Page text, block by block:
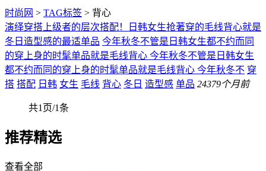
时尚网 > TAG标签 > 背心
演绎穿搭上级者的层次搭配！日韩女生抢著穿的毛线背心就是
冬日造型感的最适单品 今年秋冬不管是日韩女生都不约而同
的穿上身的时髦单品就是毛线背心 今年秋冬不管是日韩女生
都不约而同的穿上身的时髦单品就是毛线背心 今年秋冬不 穿
搭 搭配 日韩 女生 毛线 背心 冬日 造型感 单品 24379个月前
共1页/1条
推荐精选
查看全部